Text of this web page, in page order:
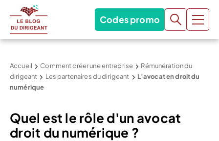
Codes promo
Accueil Comment créer une entreprise
Rémunération du
dirigeant
Les partenaires du dirigeant
L’avocat en droit du
numérique
Quel est le rôle d'un avocat
droit du numérique ?